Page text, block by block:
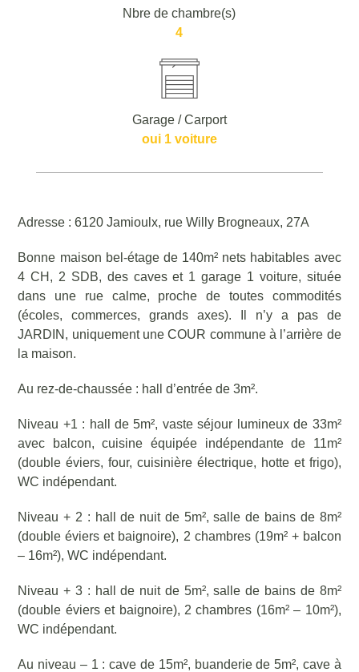
Nbre de chambre(s)
4
Garage / Carport
oui 1 voiture
Adresse : 6120 Jamioulx, rue Willy Brogneaux, 27A
Bonne maison bel-étage de 140m² nets habitables avec
4 CH, 2 SDB, des caves et 1 garage 1 voiture, située
dans une rue calme, proche de toutes commodités
(écoles, commerces, grands axes). Il n’y a pas de
JARDIN, uniquement une COUR commune à l’arrière de
la maison.
Au rez-de-chaussée : hall d’entrée de 3m².
Niveau +1 : hall de 5m², vaste séjour lumineux de 33m²
avec balcon, cuisine équipée indépendante de 11m²
(double éviers, four, cuisinière électrique, hotte et frigo),
WC indépendant.
Niveau + 2 : hall de nuit de 5m², salle de bains de 8m²
(double éviers et baignoire), 2 chambres (19m² + balcon
– 16m²), WC indépendant.
Niveau + 3 : hall de nuit de 5m², salle de bains de 8m²
(double éviers et baignoire), 2 chambres (16m² – 10m²),
WC indépendant.
Au niveau – 1 : cave de 15m², buanderie de 5m², cave à